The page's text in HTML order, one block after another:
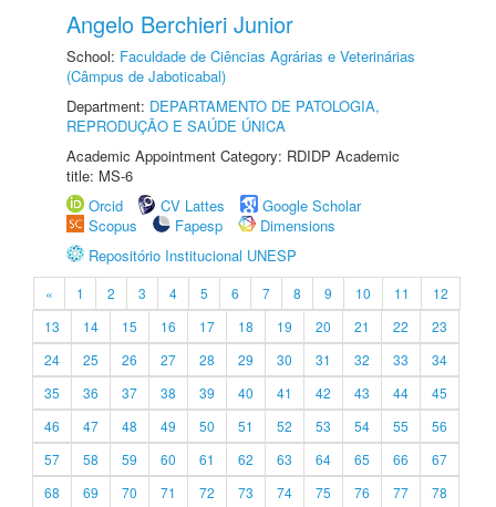
Angelo Berchieri Junior
School: Faculdade de Ciências Agrárias e Veterinárias
(Câmpus de Jaboticabal)
Department: DEPARTAMENTO DE PATOLOGIA,
REPRODUÇÃO E SAÚDE ÚNICA
Academic Appointment Category: RDIDP Academic
title: MS-6
Orcid
CV Lattes
Google Scholar
Scopus
Fapesp
Dimensions
Repositório Institucional UNESP
« 1 2 3 4 5 6 7 8 9 10 11
12
13
14 15 16 17 18 19 20 21 22
23
24
25 26 27 28 29 30 31 32 33
34
35
36 37 38 39 40 41 42 43 44
45
46
47 48 49 50 51 52 53 54 55
56
57
58 59 60 61 62 63 64 65 66
67
68
69 70 71 72 73 74 75 76 77
78